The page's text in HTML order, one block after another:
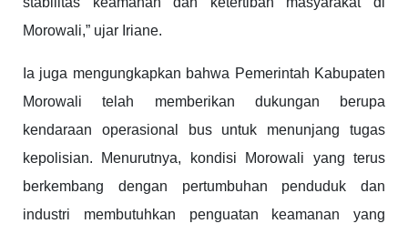
Morowali,” ujar Iriane.
Ia juga mengungkapkan bahwa Pemerintah Kabupaten
Morowali telah memberikan dukungan berupa
kendaraan operasional bus untuk menunjang tugas
kepolisian. Menurutnya, kondisi Morowali yang terus
berkembang dengan pertumbuhan penduduk dan
industri membutuhkan penguatan keamanan yang